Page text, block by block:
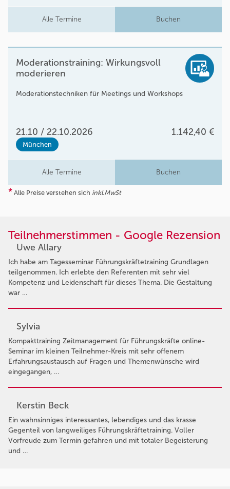
Alle Termine Buchen
Moderationstraining: Wirkungsvoll
moderieren
Moderationstechniken für Meetings und Workshops
21.10 / 22.10.2026 1.142,40 €
München
Alle Termine Buchen
* Alle Preise verstehen sich inkl.MwSt
Teilnehmerstimmen - Google Rezension
Uwe Allary
Ich habe am Tagesseminar Führungskräftetraining Grundlagen
teilgenommen. Ich erlebte den Referenten mit sehr viel
Kompetenz und Leidenschaft für dieses Thema. Die Gestaltung
war …
Sylvia
Kompakttraining Zeitmanagement für Führungskräfte online-
Seminar im kleinen Teilnehmer-Kreis mit sehr offenem
Erfahrungsaustausch auf Fragen und Themenwünsche wird
eingegangen, …
Kerstin Beck
Ein wahnsinniges interessantes, lebendiges und das krasse
Gegenteil von langweiliges Führungskräftetraining. Voller
Vorfreude zum Termin gefahren und mit totaler Begeisterung
und …